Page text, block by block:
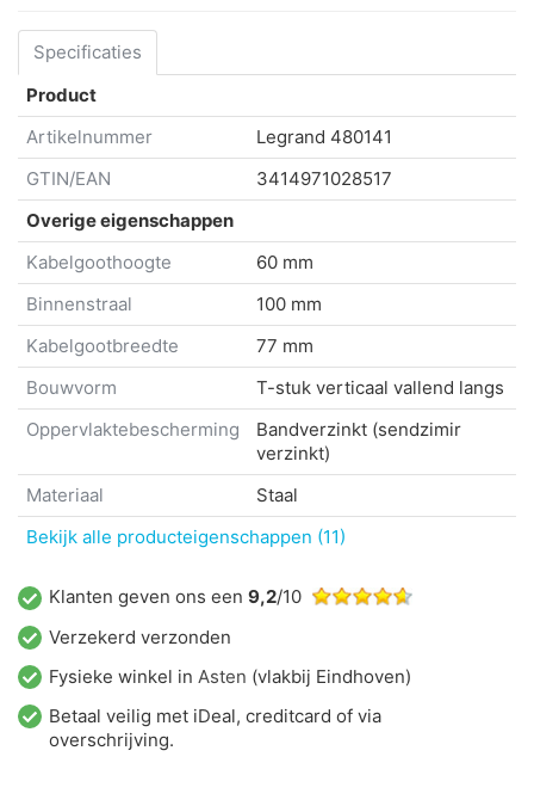
Specificaties
Product
Artikelnummer
Legrand 480141
GTIN/EAN
3414971028517
Overige eigenschappen
Kabelgoothoogte
60 mm
Binnenstraal
100 mm
Kabelgootbreedte
77 mm
Bouwvorm
T-stuk verticaal vallend langs
Oppervlaktebescherming
Bandverzinkt (sendzimir
verzinkt)
Materiaal
Staal
Bekijk alle producteigenschappen (11)
Klanten geven ons een 9,2/10
Verzekerd verzonden
Fysieke winkel in Asten (vlakbij Eindhoven)
Betaal veilig met iDeal, creditcard of via
overschrijving.